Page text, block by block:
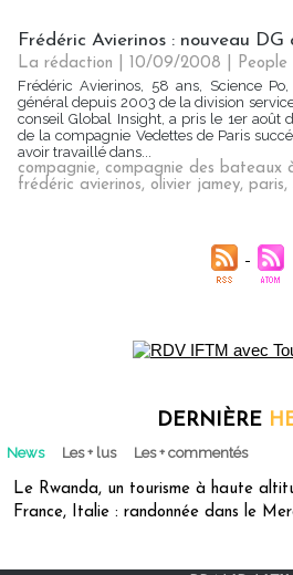
Frédéric Avierinos : nouveau
La rédaction | 10/09/2008
People
Frédéric Avierinos, 58 ans, Science
général depuis 2003 de la division
conseil Global Insight, a pris le 1er août
de la compagnie Vedettes de Paris
avoir travaillé dans...
compagnie, compagnie des bateaux
frédéric avierinos, olivier jamey, paris,
DERNIÈRE
News Les + lus Les + commentés
Le Rwanda, un tourisme à haute
France, Italie : randonnée dans le